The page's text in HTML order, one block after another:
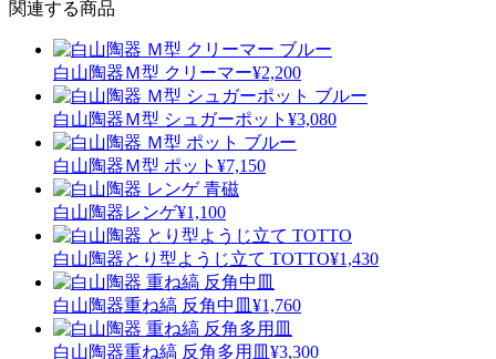
関連する商品
白山陶器Ｍ型 クリーマー¥2,200
白山陶器Ｍ型 シュガーポット ¥3,080
白山陶器Ｍ型 ポット ¥7,150
白山陶器レンゲ¥1,100
白山陶器とり型ようじ立て TOTTO¥1,430
白山陶器重ね縞 反角中皿 ¥1,760
白山陶器重ね縞 反角多用皿 ¥3,300